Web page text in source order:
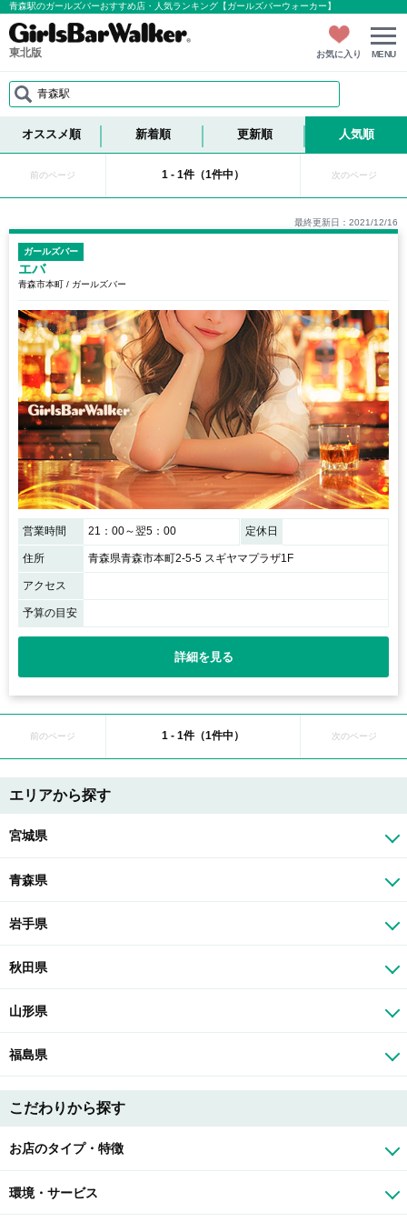
青森駅のガールズバーおすすめ店・人気ランキング【ガールズバーウォーカー】
東北版 お気に入り MENU
青森駅
オススメ順 新着順 更新順 人気順
前のページ 1 - 1件（1件中） 次のページ
最終更新日：2021/12/16
ガールズバー
エバ
青森市本町 / ガールズバー
営業時間 21：00～翌5：00 定休日
住所 青森県青森市本町2-5-5 スギヤマプラザ1F
アクセス
予算の目安
詳細を見る
前のページ 1 - 1件（1件中） 次のページ
エリアから探す
宮城県
青森県
岩手県
秋田県
山形県
福島県
こだわりから探す
お店のタイプ・特徴
環境・サービス